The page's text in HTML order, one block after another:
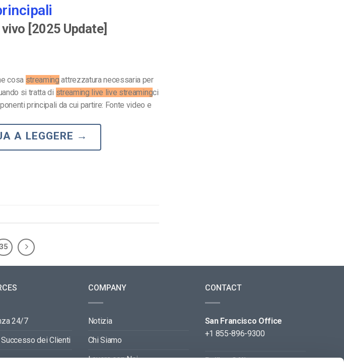
[2025 Update]
cosa streaming attrezzatura necessaria per
si tratta di streaming live live streamingci
principali da cui partire: Fonte video e
A LEGGERE →
35
24/7
dei Clienti
COMPANY
Notizia
Chi Siamo
Lavora con Noi
CONTACT
San Francisco Office
+1 855-896-9300
Beijing Office